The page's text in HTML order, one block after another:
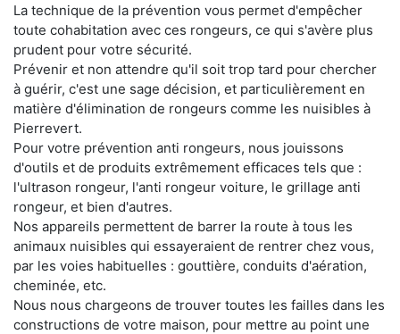
La technique de la prévention vous permet d'empêcher
toute cohabitation avec ces rongeurs, ce qui s'avère plus
prudent pour votre sécurité.
Prévenir et non attendre qu'il soit trop tard pour chercher
à guérir, c'est une sage décision, et particulièrement en
matière d'élimination de rongeurs comme les nuisibles à
Pierrevert.
Pour votre prévention anti rongeurs, nous jouissons
d'outils et de produits extrêmement efficaces tels que :
l'ultrason rongeur, l'anti rongeur voiture, le grillage anti
rongeur, et bien d'autres.
Nos appareils permettent de barrer la route à tous les
animaux nuisibles qui essayeraient de rentrer chez vous,
par les voies habituelles : gouttière, conduits d'aération,
cheminée, etc.
Nous nous chargeons de trouver toutes les failles dans les
constructions de votre maison, pour mettre au point une